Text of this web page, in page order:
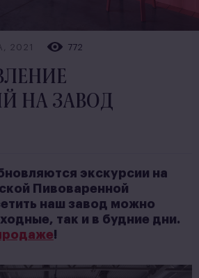
2021 772
НА ЗАВОД
экскурсии на
Пивоваренной
наш завод можно
так и в будние дни.
!